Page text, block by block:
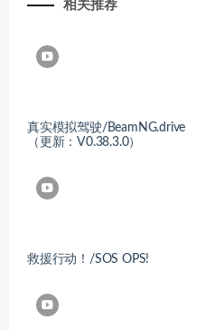
相关推荐
真实模拟驾驶/BeamNG.drive
（更新：V0.38.3.0）
救援行动！/SOS OPS!